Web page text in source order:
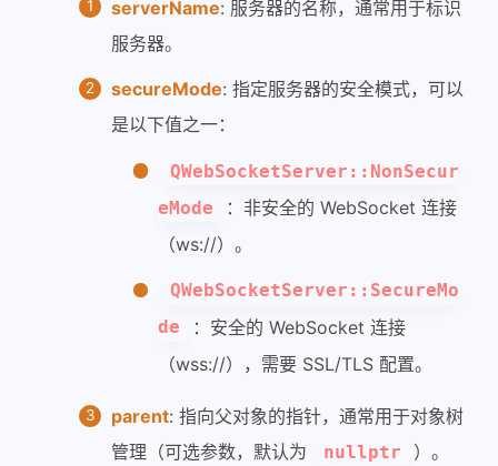
serverName: 服务器的名称，通常用于标识
服务器。
secureMode: 指定服务器的安全模式，可以
是以下值之一：
QWebSocketServer::NonSecur
eMode
：非安全的 WebSocket 连接
（ws://）。
QWebSocketServer::SecureMo
de
：安全的 WebSocket 连接
（wss://），需要 SSL/TLS 配置。
parent: 指向父对象的指针，通常用于对象树
管理（可选参数，默认为
nullptr ）。